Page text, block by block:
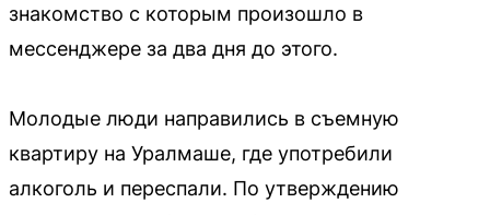
знакомство с которым произошло в
мессенджере за два дня до этого.
Молодые люди направились в съемную
квартиру на Уралмаше, где употребили
алкоголь и переспали. По утверждению